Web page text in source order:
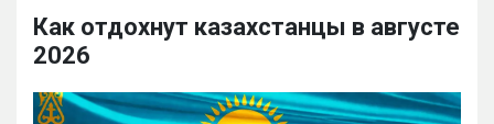
Как отдохнут казахстанцы в августе
2026